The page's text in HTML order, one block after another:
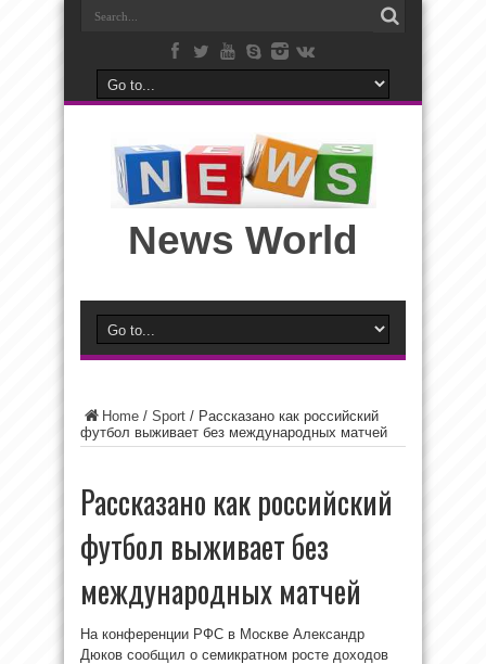
News World
Home / Sport / Рассказано как российский
футбол выживает без международных матчей
Рассказано как российский
футбол выживает без
международных матчей
На конференции РФС в Москве Александр
Дюков сообщил о семикратном росте доходов